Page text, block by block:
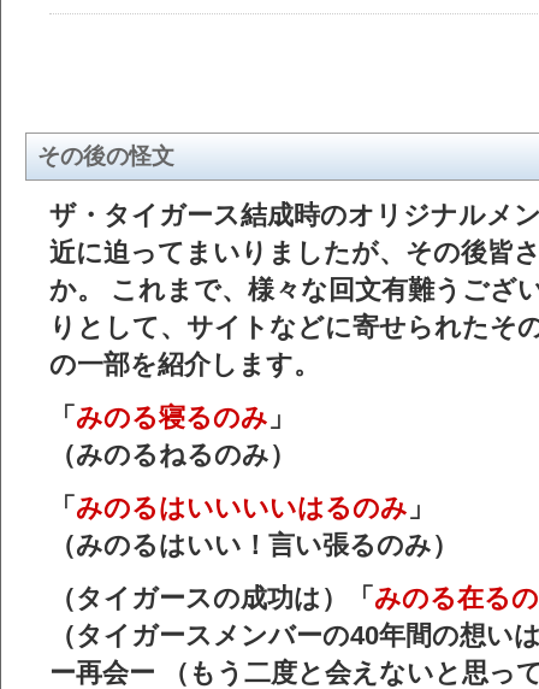
その後の怪文
ザ・タイガース結成時のオリジナルメ
近に迫ってまいりましたが、その後皆
か。 これまで、様々な回文有難うござ
りとして、サイトなどに寄せられたそ
の一部を紹介します。
「 みのる寝るのみ 」
（みのるねるのみ）
「 みのるはいいいいはるのみ 」
（みのるはいい！言い張るのみ）
（タイガースの成功は）「 みのる在る
（タイガースメンバーの40年間の想い
ー再会ー （もう二度と会えないと思っ